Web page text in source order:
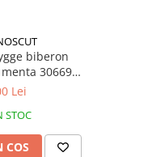
biberon
306692
Labs
Lei
STOC
COS